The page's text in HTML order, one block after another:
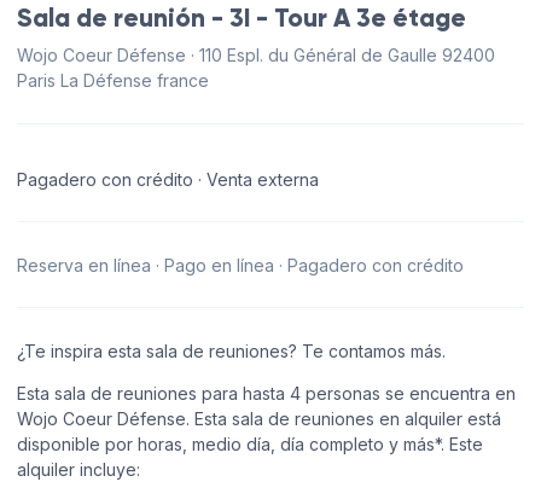
Sala de reunión - 3I - Tour A 3e étage
Wojo Coeur Défense · 110 Espl. du Général de Gaulle 92400
Paris La Défense france
Pagadero con crédito · Venta externa
Reserva en línea · Pago en línea · Pagadero con crédito
¿Te inspira esta sala de reuniones? Te contamos más.
Esta sala de reuniones para hasta 4 personas se encuentra en
Wojo Coeur Défense. Esta sala de reuniones en alquiler está
disponible por horas, medio día, día completo y más*. Este
alquiler incluye: